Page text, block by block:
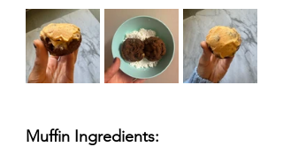
Muffin Ingredients: